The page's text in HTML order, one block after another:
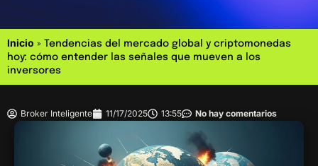
Inicio »
Tendencias del mercado global y criptomonedas
hoy: cómo entender las señales que mueven a los
inversores
Broker Inteligente 11/17/2025 13:55 No hay comentarios